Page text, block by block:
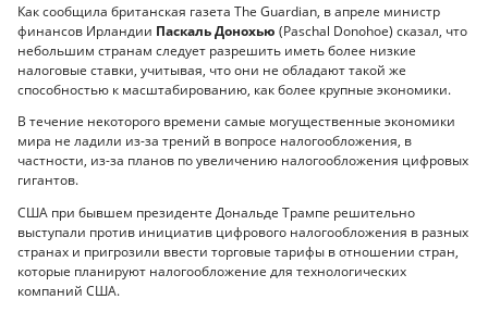
Как сообщила британская газета The Guardian, в апреле министр
финансов Ирландии Паскаль Донохью (Paschal Donohoe) сказал, что
небольшим странам следует разрешить иметь более низкие
налоговые ставки, учитывая, что они не обладают такой же
способностью к масштабированию, как более крупные экономики.
В течение некоторого времени самые могущественные экономики
мира не ладили из-за трений в вопросе налогообложения, в
частности, из-за планов по увеличению налогообложения цифровых
гигантов.
США при бывшем президенте Дональде Трампе решительно
выступали против инициатив цифрового налогообложения в разных
странах и пригрозили ввести торговые тарифы в отношении стран,
которые планируют налогообложение для технологических
компаний США.